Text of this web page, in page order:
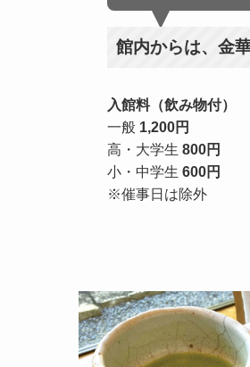
館内からは、金
入館料（飲み物付）
一般 1,200円
高・大学生 800円
小・中学生 600円
※催事日は除外